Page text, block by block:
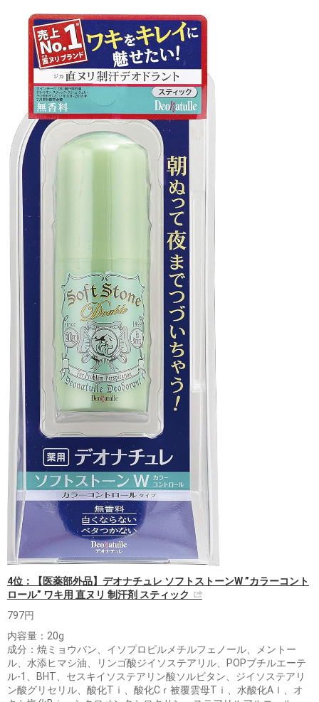
4位：【医薬部外品】デオナチュレ ソフトストーンW ”カラーコント
ロール” ワキ用 直ヌリ 制汗剤 スティック
797円
内容量：20g
成分：焼ミョウバン、イソプロピルメチルフェノール、メントー
ル、水添ヒマシ油、リンゴ酸ジイソステアリル、POPブチルエーテ
ル-1、BHT、セスキイソステアリン酸ソルビタン、ジイソステアリ
ン酸グリセリル、酸化Tｉ、酸化Cｒ被覆雲母Tｉ、水酸化Aｌ、オ